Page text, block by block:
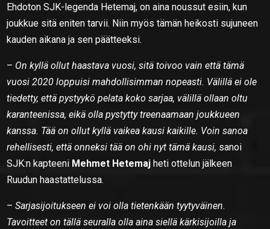
Ehdoton SJK-legenda Hetemaj, on aina noussut esiin, kun
joukkue sitä eniten tarvii. Niin myös tämän heikosti sujuneen
kauden aikana ja sen päätteeksi.
– On kyllä ollut haastava vuosi, sitä toivoo vain että tämä
vuosi 2020 loppuisi mahdollisimman nopeasti. Välillä ei ole
tiedetty, että pystyykö pelata koko sarjaa, välillä ollaan oltu
karanteenissa, eikä olla pystytty treenaamaan joukkueen
kanssa. Tää on ollut kyllä vaikea kausi kaikille. Voin sanoa
rehellisesti, että onneksi tää on ohi nyt tämä kausi, sanoi
SJK:n kapteeni Mehmet Hetemaj heti ottelun jälkeen
Ruudun haastattelussa.
–Sarjasijoitukseen ei voi olla tietenkään tyytyväinen.
Tavoitteet on tällä seuralla olla aina siellä kärkisijoilla ja